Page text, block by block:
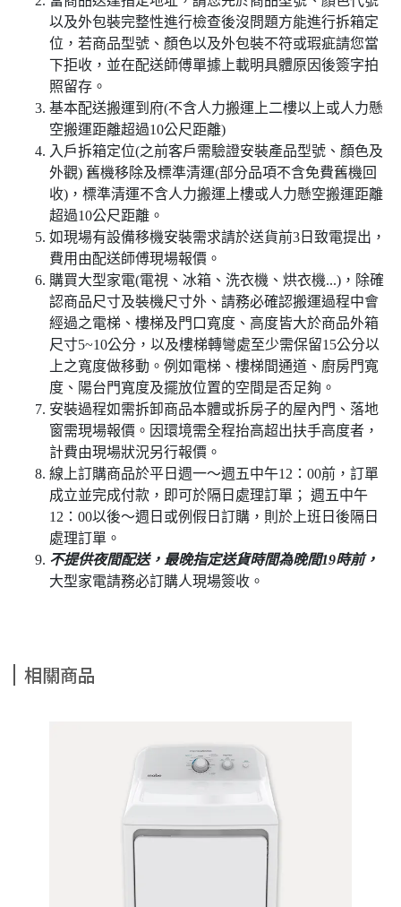
以及外包裝完整性進行檢查後沒問題方能進行拆箱定
位，若商品型號、顏色以及外包裝不符或瑕疵請您當
下拒收，並在配送師傅單據上載明具體原因後簽字拍
照留存。
基本配送搬運到府(不含人力搬運上二樓以上或人力懸
空搬運距離超過10公尺距離)
入戶拆箱定位(之前客戶需驗證安裝產品型號、顏色及
外觀) 舊機移除及標準清運(部分品項不含免費舊機回
收)，標準清運不含人力搬運上樓或人力懸空搬運距離
超過10公尺距離。
如現場有設備移機安裝需求請於送貨前3日致電提出，
費用由配送師傅現場報價。
購買大型家電(電視、冰箱、洗衣機、烘衣機...)，除確
認商品尺寸及裝機尺寸外、請務必確認搬運過程中會
經過之電梯、樓梯及門口寬度、高度皆大於商品外箱
尺寸5~10公分，以及樓梯轉彎處至少需保留15公分以
上之寬度做移動。例如電梯、樓梯間通道、廚房門寬
度、陽台門寬度及擺放位置的空間是否足夠。
安裝過程如需拆卸商品本體或拆房子的屋內門、落地
窗需現場報價。因環境需全程抬高超出扶手高度者，
計費由現場狀況另行報價。
線上訂購商品於平日週一～週五中午12：00前，訂單
成立並完成付款，即可於隔日處理訂單； 週五中午
12：00以後～週日或例假日訂購，則於上班日後隔日
處理訂單。
不提供夜間配送，最晚指定送貨時間為晚間19時前，
大型家電請務必訂購人現場簽收。
相關商品